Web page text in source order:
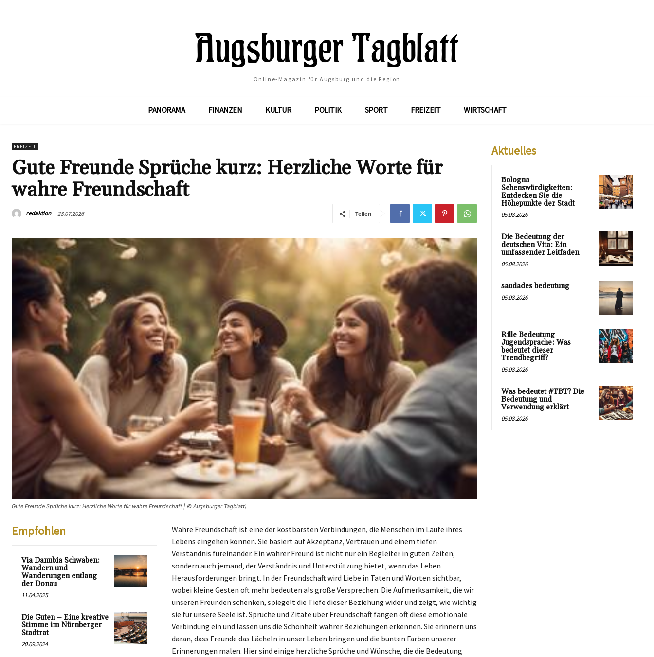
Online-Magazin für Augsburg und die Region
PANORAMA FINANZEN KULTUR POLITIK SPORT FREIZEIT WIRTSCHAFT
FREIZEIT
Gute Freunde Sprüche kurz: Herzliche Worte für
wahre Freundschaft
redaktion 28.07.2026 Teilen
Gute Freunde Sprüche kurz: Herzliche Worte für wahre Freundschaft | © Augsburger Tagblatt)
Empfohlen
Via Danubia Schwaben:
Wandern und
Wanderungen entlang
der Donau
11.04.2025
Die Guten – Eine kreative
Stimme im Nürnberger
Stadtrat
20.09.2024
Wahre Freundschaft ist eine der kostbarsten Verbindungen, die Menschen im Laufe ihres
Lebens eingehen können. Sie basiert auf Akzeptanz, Vertrauen und einem tiefen
Verständnis füreinander. Ein wahrer Freund ist nicht nur ein Begleiter in guten Zeiten,
sondern auch jemand, der Verständnis und Unterstützung bietet, wenn das Leben
Herausforderungen bringt. In der Freundschaft wird Liebe in Taten und Worten sichtbar,
wobei kleine Gesten oft mehr bedeuten als große Versprechen. Die Aufmerksamkeit, die wir
unseren Freunden schenken, spiegelt die Tiefe dieser Beziehung wider und zeigt, wie wichtig
sie für unsere Seele ist. Sprüche und Zitate über Freundschaft fangen oft diese emotionale
Verbindung ein und lassen uns die Schönheit wahrer Beziehungen erkennen. Sie erinnern uns
daran, dass Freunde das Lächeln in unser Leben bringen und die bunten Farben unserer
Erinnerungen malen. Hier sind einige herzliche Sprüche und Wünsche, die die Bedeutung
Aktuelles
Bologna
Sehenswürdigkeiten:
Entdecken Sie die
Höhepunkte der Stadt
05.08.2026
Die Bedeutung der
deutschen Vita: Ein
umfassender Leitfaden
05.08.2026
saudades bedeutung
05.08.2026
Rille Bedeutung
Jugendsprache: Was
bedeutet dieser
Trendbegriff?
05.08.2026
Was bedeutet #TBT? Die
Bedeutung und
Verwendung erklärt
05.08.2026